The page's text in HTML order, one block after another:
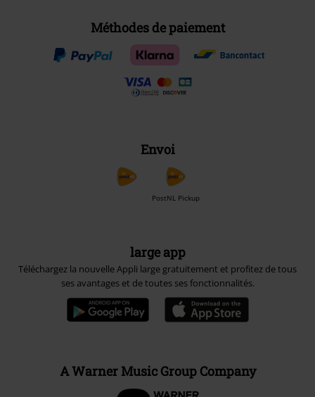
Méthodes de paiement
Envoi
PostNL Pickup
large app
Téléchargez la nouvelle Appli large gratuitement et profitez de tous
ses avantages et de toutes ses fonctionnalités.
A Warner Music Group Company